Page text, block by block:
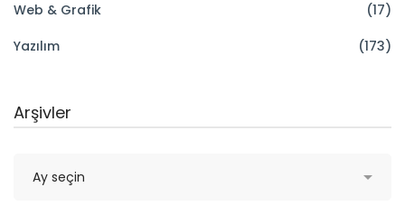
Web & Grafik
(17)
Yazılım
(173)
Arşivler